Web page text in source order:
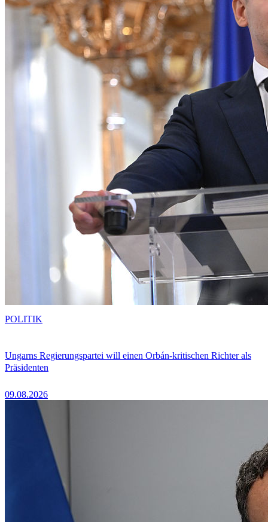
Ungarns Regierungspartei will einen Orbán-kritischen Richter als
Präsidenten
09.08.2026
POLITIK